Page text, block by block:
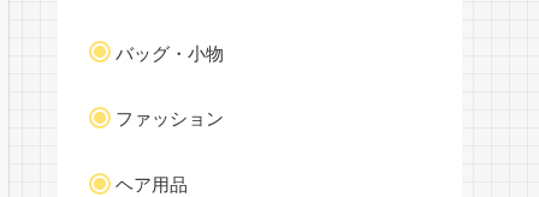
バッグ・小物
ファッション
ヘア用品